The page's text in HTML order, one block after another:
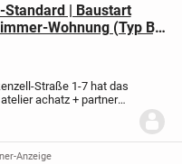
Standard | Baustart
Wohnung (Typ B)
Straße 1-7 hat das
achatz + partner
ersonnen.
(Haus A bis D)
Anzeige